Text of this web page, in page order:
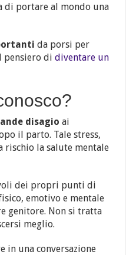
di portare al mondo una
da porsi per
pensiero didiventare un
disagio ai
il parto. Tale stress,
rischio la salute mentale
dei propri punti di
emotivo e mentale
genitore. Non si tratta
meglio.
in una conversazione